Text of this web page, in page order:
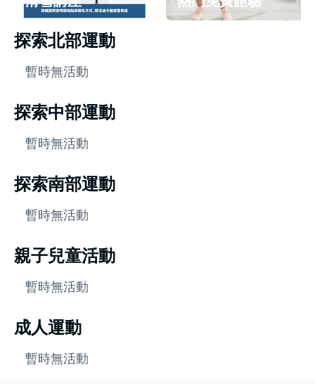
探索北部運動
暫時無活動
探索中部運動
暫時無活動
探索南部運動
暫時無活動
親子兒童活動
暫時無活動
成人運動
暫時無活動